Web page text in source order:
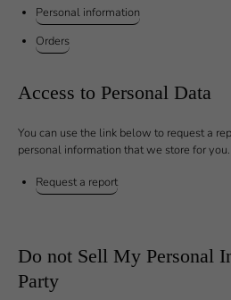
Personal information
Orders
Access to Personal Data
You can use the link below to request a
personal information that we store for you.
Request a report
Do not Sell My Personal
Party